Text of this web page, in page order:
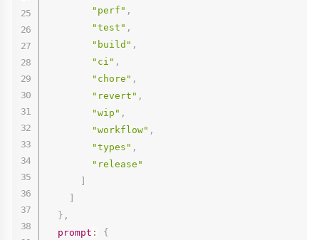
"perf" ,
"test" ,
"build" ,
"ci" ,
"chore" ,
"revert" ,
"wip" ,
"workflow" ,
"types" ,
"release"
} ,
prompt :
{